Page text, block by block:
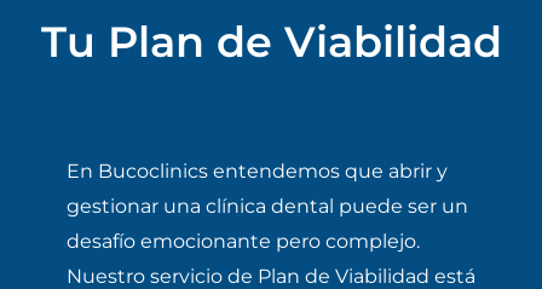
Tu Plan de Viabilidad
En Bucoclinics entendemos que abrir y
gestionar una clínica dental puede ser un
desafío emocionante pero complejo.
Nuestro servicio de Plan de Viabilidad está